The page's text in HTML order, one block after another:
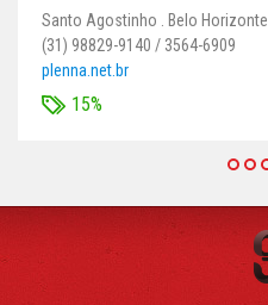
Santo Agostinho . Belo Horizonte
(31) 98829-9140 / 3564-6909
plenna.net.br
15%